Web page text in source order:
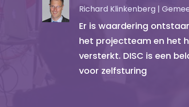
Richard Klinkenberg |
Er is waardering
het projectteam en het
versterkt. DISC is een
voor zelfsturing